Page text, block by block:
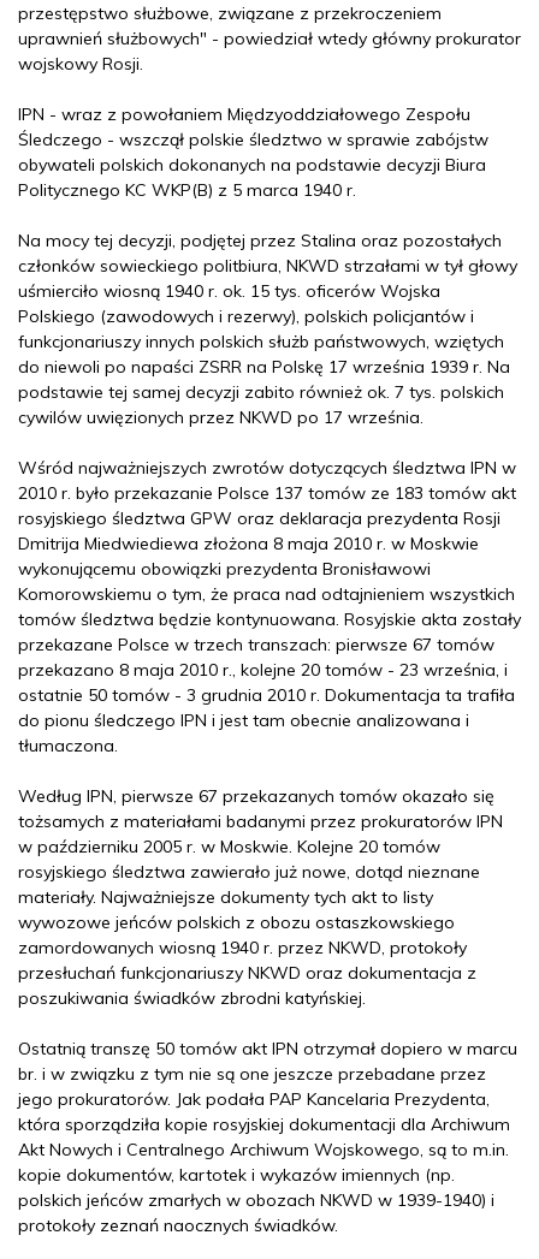
przestępstwo służbowe, związane z przekroczeniem
uprawnień służbowych" - powiedział wtedy główny prokurator
wojskowy Rosji.
IPN - wraz z powołaniem Międzyoddziałowego Zespołu
Śledczego - wszczął polskie śledztwo w sprawie zabójstw
obywateli polskich dokonanych na podstawie decyzji Biura
Politycznego KC WKP(B) z 5 marca 1940 r.
Na mocy tej decyzji, podjętej przez Stalina oraz pozostałych
członków sowieckiego politbiura, NKWD strzałami w tył głowy
uśmierciło wiosną 1940 r. ok. 15 tys. oficerów Wojska
Polskiego (zawodowych i rezerwy), polskich policjantów i
funkcjonariuszy innych polskich służb państwowych, wziętych
do niewoli po napaści ZSRR na Polskę 17 września 1939 r. Na
podstawie tej samej decyzji zabito również ok. 7 tys. polskich
cywilów uwięzionych przez NKWD po 17 września.
Wśród najważniejszych zwrotów dotyczących śledztwa IPN w
2010 r. było przekazanie Polsce 137 tomów ze 183 tomów akt
rosyjskiego śledztwa GPW oraz deklaracja prezydenta Rosji
Dmitrija Miedwiediewa złożona 8 maja 2010 r. w Moskwie
wykonującemu obowiązki prezydenta Bronisławowi
Komorowskiemu o tym, że praca nad odtajnieniem wszystkich
tomów śledztwa będzie kontynuowana. Rosyjskie akta zostały
przekazane Polsce w trzech transzach: pierwsze 67 tomów
przekazano 8 maja 2010 r., kolejne 20 tomów - 23 września, i
ostatnie 50 tomów - 3 grudnia 2010 r. Dokumentacja ta trafiła
do pionu śledczego IPN i jest tam obecnie analizowana i
tłumaczona.
Według IPN, pierwsze 67 przekazanych tomów okazało się
tożsamych z materiałami badanymi przez prokuratorów IPN
w październiku 2005 r. w Moskwie. Kolejne 20 tomów
rosyjskiego śledztwa zawierało już nowe, dotąd nieznane
materiały. Najważniejsze dokumenty tych akt to listy
wywozowe jeńców polskich z obozu ostaszkowskiego
zamordowanych wiosną 1940 r. przez NKWD, protokoły
przesłuchań funkcjonariuszy NKWD oraz dokumentacja z
poszukiwania świadków zbrodni katyńskiej.
Ostatnią transzę 50 tomów akt IPN otrzymał dopiero w marcu
br. i w związku z tym nie są one jeszcze przebadane przez
jego prokuratorów. Jak podała PAP Kancelaria Prezydenta,
która sporządziła kopie rosyjskiej dokumentacji dla Archiwum
Akt Nowych i Centralnego Archiwum Wojskowego, są to m.in.
kopie dokumentów, kartotek i wykazów imiennych (np.
polskich jeńców zmarłych w obozach NKWD w 1939-1940) i
protokoły zeznań naocznych świadków.